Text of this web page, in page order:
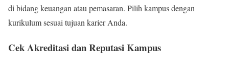
di bidang keuangan atau pemasaran. Pilih kampus dengan
kurikulum sesuai tujuan karier Anda.
Cek Akreditasi dan Reputasi Kampus